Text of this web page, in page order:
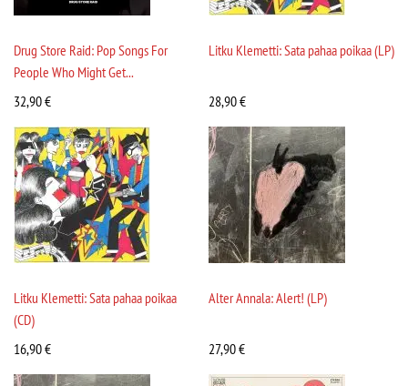
Drug Store Raid: Pop Songs For
People Who Might Get...
32,90€
Litku Klemetti: Sata pahaa poikaa (LP)
28,90€
Litku Klemetti: Sata pahaa poikaa
(CD)
16,90€
Alter Annala: Alert! (LP)
27,90€